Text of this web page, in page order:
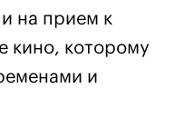
на прием к
кино, которому
и